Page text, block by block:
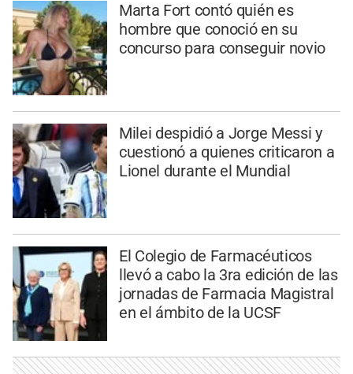
Marta Fort contó quién es
hombre que conoció en su
concurso para conseguir novio
Milei despidió a Jorge Messi y
cuestionó a quienes criticaron a
Lionel durante el Mundial
El Colegio de Farmacéuticos
llevó a cabo la 3ra edición de las
jornadas de Farmacia Magistral
en el ámbito de la UCSF